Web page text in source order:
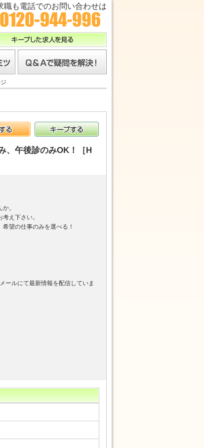
職も電話でのお問い合わせは
た求人を見る
、午後診のみOK！［H
。
え下さい。
望の仕事のみを選べる！
ールにて最新情報を配信していま